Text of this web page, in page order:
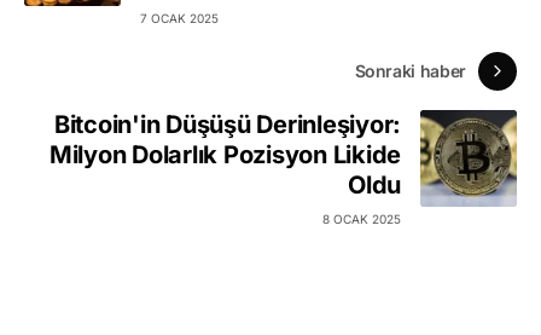
7 OCAK 2025
Sonraki haber
Bitcoin'in Düşüşü Derinleşiyor:
Milyon Dolarlık Pozisyon Likide
Oldu
8 OCAK 2025